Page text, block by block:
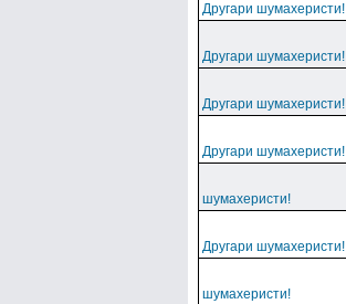
Другари шумахеристи!
Другари шумахеристи!
Другари шумахеристи!
Другари шумахеристи!
шумахеристи!
Другари шумахеристи!
шумахеристи!